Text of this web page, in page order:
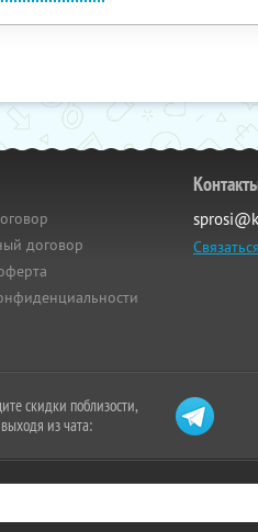
договор
скидки поблизости,
из чата: